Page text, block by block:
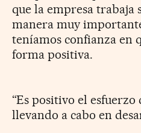
que la empresa trabaja
manera muy
teníamos confianza en
forma positiva.
“Es positivo el esfuerzo
llevando a cabo en